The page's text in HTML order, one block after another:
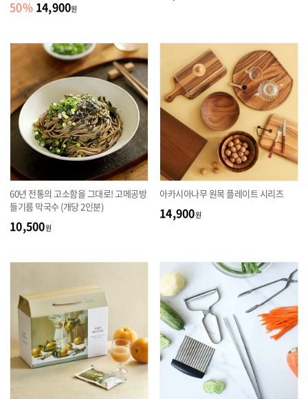
50% 14,900원
60년 전통의 고소함을 그대로! 고메공방
들기름 막국수 (개당 2인분)
10,500원
아카시아나무 원목 플레이트 시리즈
14,900원